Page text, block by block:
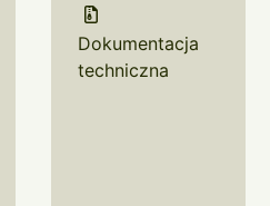
Dokumentacja
techniczna